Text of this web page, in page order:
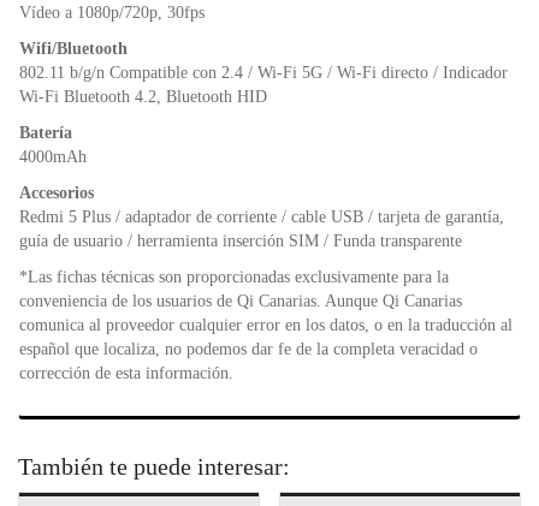
Vídeo a 1080p/720p, 30fps
Wifi/Bluetooth
802.11 b/g/n Compatible con 2.4 / Wi-Fi 5G / Wi-Fi directo / Indicador
Wi-Fi Bluetooth 4.2, Bluetooth HID
Batería
4000mAh
Accesorios
Redmi 5 Plus / adaptador de corriente / cable USB / tarjeta de garantía,
guía de usuario / herramienta inserción SIM / Funda transparente
*Las fichas técnicas son proporcionadas exclusivamente para la
conveniencia de los usuarios de Qi Canarias. Aunque Qi Canarias
comunica al proveedor cualquier error en los datos, o en la traducción al
español que localiza, no podemos dar fe de la completa veracidad o
corrección de esta información.
También te puede interesar: